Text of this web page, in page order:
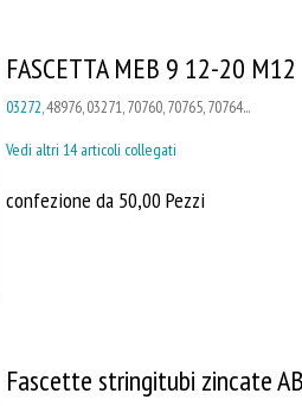
FASCETTA MEB 9 12-20 M12
03272 , 48976, 03271, 70760, 70765, 70764...
Vedi altri 14 articoli collegati
confezione da 50,00 Pezzi
Fascette stringitubi zincate